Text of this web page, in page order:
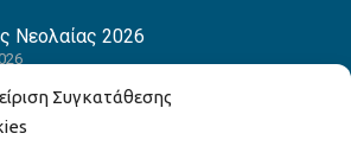
Συγκατάθεσης
Νεολαίας 2026